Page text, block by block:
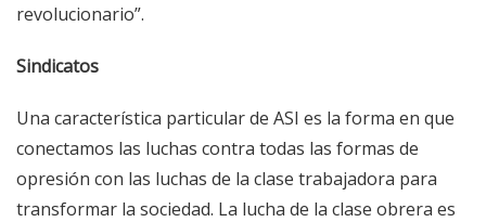
revolucionario”.
Sindicatos
Una característica particular de ASI es la forma en que
conectamos las luchas contra todas las formas de
opresión con las luchas de la clase trabajadora para
transformar la sociedad. La lucha de la clase obrera es